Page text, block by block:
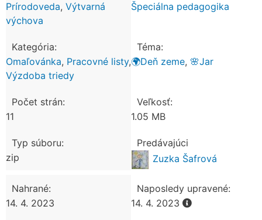
Prírodoveda, Výtvarná
výchova
Špeciálna pedagogika
Kategória:
Omaľovánka, Pracovné listy,
Výzdoba triedy
Téma:
🌍Deň zeme, 🌸Jar
Počet strán:
11
Veľkosť:
1.05 MB
Typ súboru:
zip
Predávajúci
Zuzka Šafrová
Nahrané:
14. 4. 2023
Naposledy upravené:
14. 4. 2023